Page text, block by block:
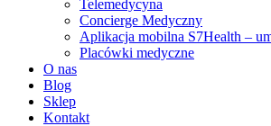
Telemedycyna
Concierge Medyczny
Aplikacja mobilna S7Health –
Placówki medyczne
O nas
Blog
Sklep
Kontakt